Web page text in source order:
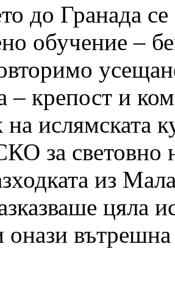
до Гранада
обучение –
– крепост и
ислямската
за световно
из
цяла
онази